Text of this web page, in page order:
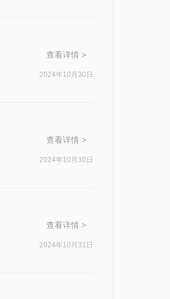
查看详情 >
2024年10月30日
查看详情 >
2024年10月30日
查看详情 >
2024年10月31日